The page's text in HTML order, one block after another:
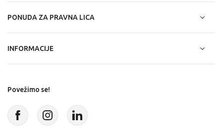
PONUDA ZA PRAVNA LICA
INFORMACIJE
Povežimo se!